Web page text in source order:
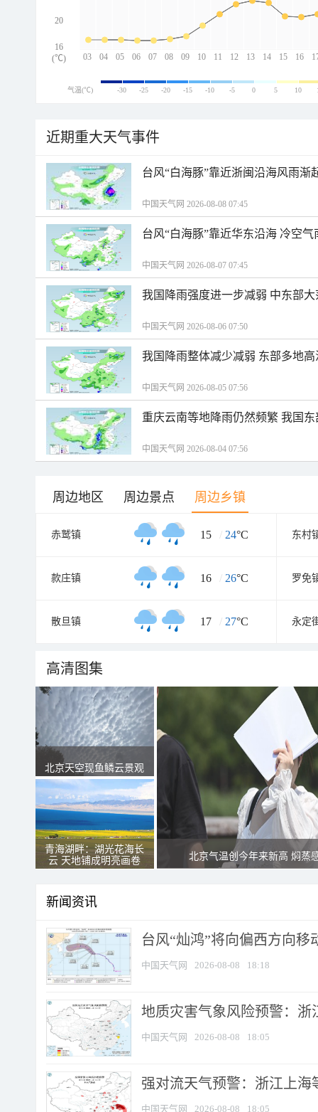
03 04 05 06 07 08 09 10 11 12 13 14 15 16
20
16
(℃)
气温(℃) -30 -25 -20 -15 -10 -5 0 5 10
近期重大天气事件
台风“白海豚”靠近浙闽沿海风雨渐
中国天气网 2026-08-08 07:45
台风“白海豚”靠近华东沿海 冷空
中国天气网 2026-08-07 07:45
我国降雨强度进一步减弱 中东部
中国天气网 2026-08-06 07:50
我国降雨整体减少减弱 东部多地
中国天气网 2026-08-05 07:56
重庆云南等地降雨仍然频繁 我国
中国天气网 2026-08-04 07:56
周边地区 周边景点 周边乡镇
赤鹫镇 15 / 24°C 东村
款庄镇 16 / 26°C 罗免
散旦镇 17 / 27°C 永定
高清图集
北京天空现鱼鳞云景观
青海湖畔：湖光花海长
云 天地铺成明亮画卷
北京气温创今年来新高 焖蒸
新闻资讯
台风“灿鸿”将向偏西方向移
中国天气网 2026-08-08 18:18
地质灾害气象风险预警：
中国天气网 2026-08-08 18:05
强对流天气预警：浙江上海
中国天气网 2026-08-08 18:05